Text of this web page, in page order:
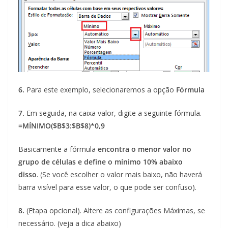
6. Para este exemplo, selecionaremos a opção Fórmula
7. Em seguida, na caixa valor, digite a seguinte fórmula.
=MÍNIMO($B$3:$B$8)*0,9
Basicamente a fórmula encontra o menor valor no
grupo de células e define o mínimo 10% abaixo
disso. (Se você escolher o valor mais baixo, não haverá
barra visível para esse valor, o que pode ser confuso).
8. (Etapa opcional). Altere as configurações Máximas, se
necessário. (veja a dica abaixo)